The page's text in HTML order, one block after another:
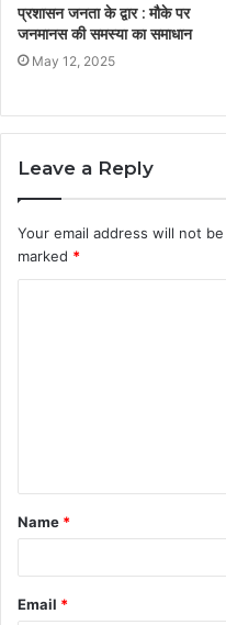
प्रशासन जनता के द्वार : मौके पर
जनमानस की समस्या का समाधान
May 12, 2025
Leave a Reply
Your email address will not
marked *
t
*
Name *
Email *